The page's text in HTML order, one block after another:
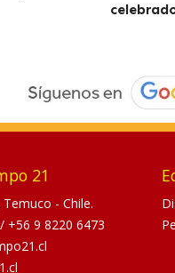
21
- Chile.
/ +56 9 8220 6473